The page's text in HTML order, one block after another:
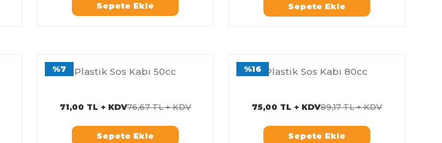
Sepete Ekle Sepete Ekle
%7 Plastik Sos Kabı 50cc
71,00 TL + KDV76,67 TL + KDV
Sepete Ekle
%16 Plastik Sos Kabı 80cc
75,00 TL + KDV89,17 TL + KDV
Sepete Ekle